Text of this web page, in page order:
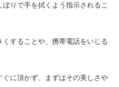
りで手を拭くよう指示されるこ
くすることや、携帯電話をいじる
ぐに頂かず、まずはその美しさや